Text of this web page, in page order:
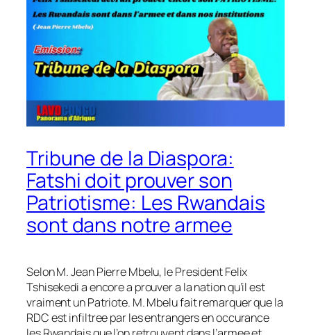
Tribune de la Diaspora:
Fatshi doit prouver son
Patriotisme: Les Rwandais
sont dans notre armee
Selon M. Jean Pierre Mbelu, le President Felix
Tshisekedi a encore a prouver a la nation qu’il est
vraiment un Patriote. M. Mbelu fait remarquer que la
RDC est infiltree par les entrangers en occurance